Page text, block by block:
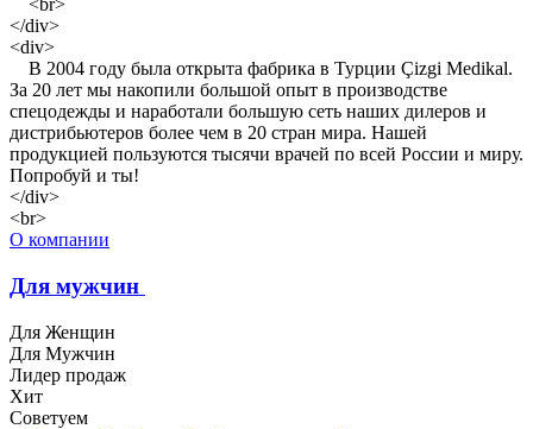
<br>
</div>
<div>
В 2004 году была открыта фабрика в Турции Çizgi Medikal.
За 20 лет мы накопили большой опыт в производстве
спецодежды и наработали большую сеть наших дилеров и
дистрибьютеров более чем в 20 стран мира. Нашей
продукцией пользуются тысячи врачей по всей России и миру.
Попробуй и ты!
</div>
<br>
О компании
Для мужчин
Для Женщин
Для Мужчин
Лидер продаж
Хит
Советуем